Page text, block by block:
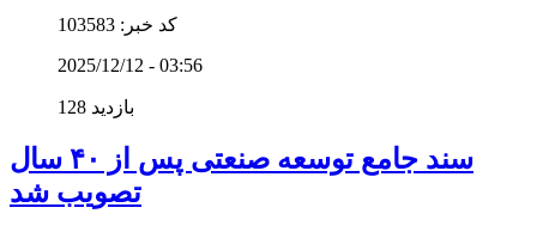
کد خبر: 103583
2025/12/12 - 03:56
128 بازدید
سند جامع توسعه صنعتی پس از ۴۰ سال
تصویب شد